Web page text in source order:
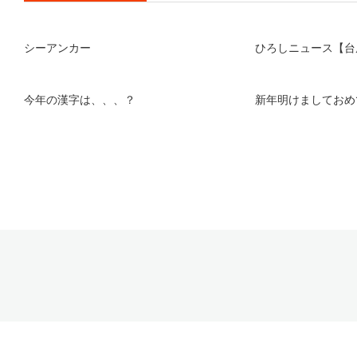
シーアンカー ひろしニュース【
今年の漢字は、、、？ 新年明けましてお